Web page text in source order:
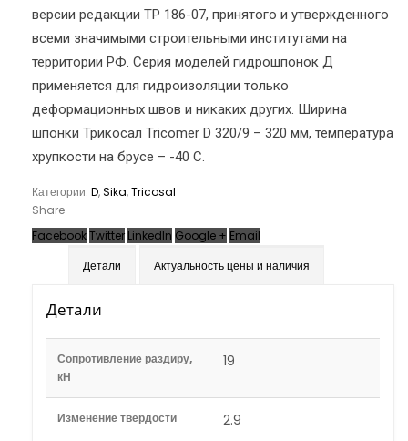
версии редакции ТР 186-07, принятого и утвержденного
всеми значимыми строительными институтами на
территории РФ. Серия моделей гидрошпонок Д
применяется для гидроизоляции только
деформационных швов и никаких других. Ширина
шпонки Трикосал Tricomer D 320/9 – 320 мм, температура
хрупкости на брусе – -40 С.
Категории: D,Sika,Tricosal
Share
FacebookTwitter LinkedIn Google + Email
Детали
Актуальность цены и наличия
Детали
Сопротивление раздиру,
кН
19
Изменение твердости 2.9